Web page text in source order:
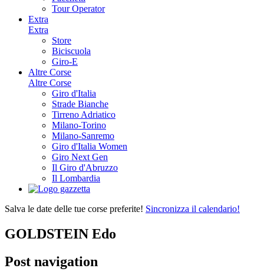
Tour Operator
Extra
Extra
Store
Biciscuola
Giro-E
Altre Corse
Altre Corse
Giro d'Italia
Strade Bianche
Tirreno Adriatico
Milano-Torino
Milano-Sanremo
Giro d'Italia Women
Giro Next Gen
Il Giro d'Abruzzo
Il Lombardia
Salva le date delle tue corse preferite! Sincronizza il calendario!
GOLDSTEIN Edo
Post navigation